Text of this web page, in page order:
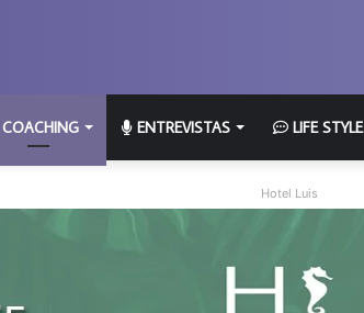
COACHING ENTREVISTAS LIFE STYLE
Hotel Luis